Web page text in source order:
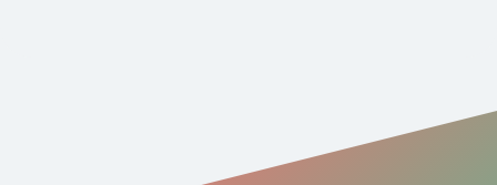
elexbetgiris.org